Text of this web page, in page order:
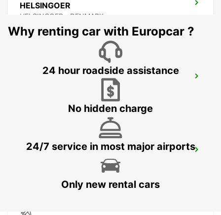
HELSINGOER
HELSINGOER - DENMARK
HALMSTAD TAGSTATION
HALMSTAD
Why renting car with Europcar ?
24 hour roadside assistance
No hidden charge
24/7 service in most major airports
Only new rental cars